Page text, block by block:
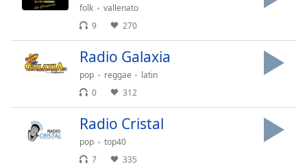
in-
Fullscreen
modal
window.
folk
vallenato
9
270
Radio Galaxia
pop reggae
latin
0
312
Radio Cristal
pop
top40
7
335